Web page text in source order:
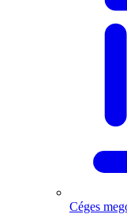
Céges